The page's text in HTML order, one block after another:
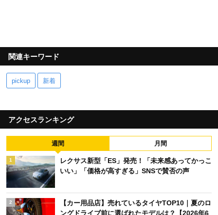
関連キーワード
pickup 新着
アクセスランキング
週間 月間
1
レクサス新型「ES」発売！「未来感あってかっこ
いい」「価格が高すぎる」SNSで賛否の声
2
【カー用品店】売れているタイヤTOP10｜夏のロ
ングドライブ前に選ばれたモデルは？【2026年6